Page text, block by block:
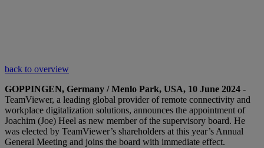
back to overview
GOPPINGEN, Germany / Menlo Park, USA, 10 June 2024 -
TeamViewer, a leading global provider of remote connectivity and
workplace digitalization solutions, announces the appointment of
Joachim (Joe) Heel as new member of the supervisory board. He
was elected by TeamViewer’s shareholders at this year’s Annual
General Meeting and joins the board with immediate effect.